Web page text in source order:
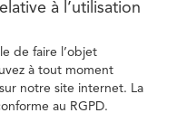
à l’utilisation
de faire l’objet
à tout moment
notre site internet. La
au RGPD.